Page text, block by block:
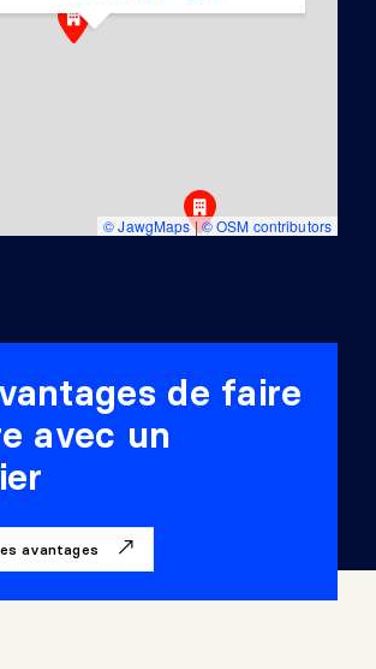
© JawgMaps| © OSM contributors
de faire
avec un
avantages